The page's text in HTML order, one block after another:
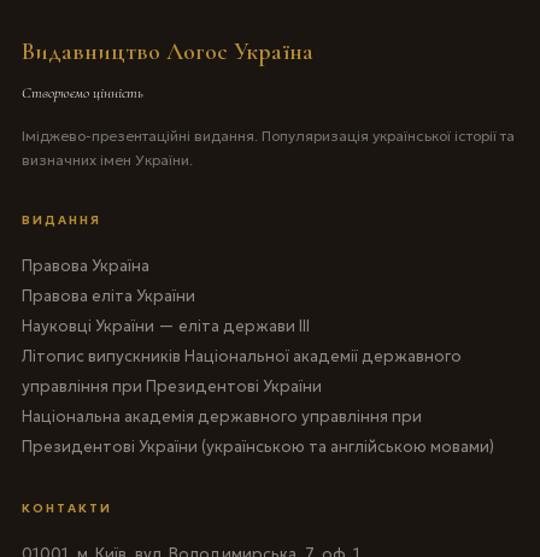
Видавництво Логос Україна
Створюємо цінність
Іміджево-презентаційні видання. Популяризація української історії та
визначних імен України.
ВИДАННЯ
Правова Україна
Правова еліта України
Науковці України — еліта держави III
Літопис випускників Національної академії державного
управління при Президентові України
Національна академія державного управління при
Президентові України (українською та англійською мовами)
КОНТАКТИ